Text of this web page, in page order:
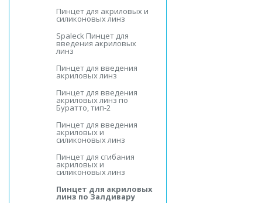
Пинцет для акриловых и
силиконовых линз
Spaleck Пинцет для
введения акриловых
линз
Пинцет для введения
акриловых линз
Пинцет для введения
акриловых линз по
Буратто, тип-2
Пинцет для введения
акриловых и
силиконовых линз
Пинцет для сгибания
акриловых и
силиконовых линз
Пинцет для акриловых
линз по Залдивару